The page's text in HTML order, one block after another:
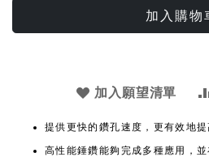
加入購物
加入願望清單
提供更快的鑽孔速度，更有效地提
高性能錘鑽能夠完成多種應用，